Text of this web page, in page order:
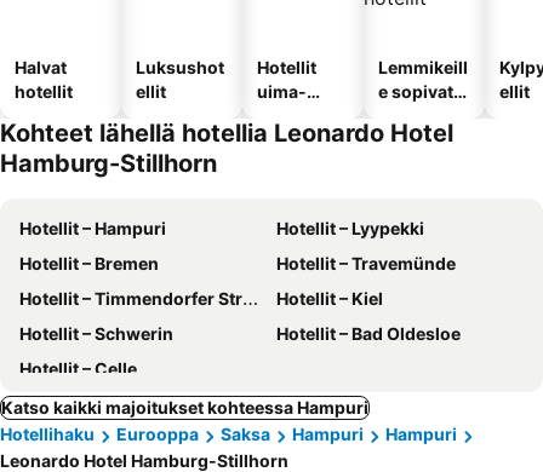
Halvat
hotellit
Luksushot
ellit
Hotellit
uima-
Lemmikeill
e sopivat
ellit
Kohteet lähellä hotellia Leonardo Hotel
Hamburg-Stillhorn
Hotellit – Hampuri
Hotellit – Lyypekki
Hotellit – Bremen
Hotellit – Travemünde
Hotellit – Timmendorfer Strand
Hotellit – Kiel
Hotellit – Schwerin
Hotellit – Bad Oldesloe
Hotellit – Celle
Katso kaikki majoitukset kohteessa Hampuri
Hotellihaku
Eurooppa Saksa Hampuri
Hampuri
Leonardo Hotel Hamburg-Stillhorn